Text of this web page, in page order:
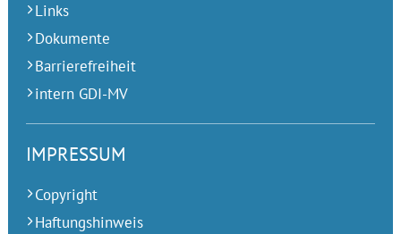
Links
Dokumente
Barrierefreiheit
intern GDI-MV
IMPRESSUM
Copyright
Haftungshinweis